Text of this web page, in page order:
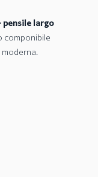
pensile largo
componibile